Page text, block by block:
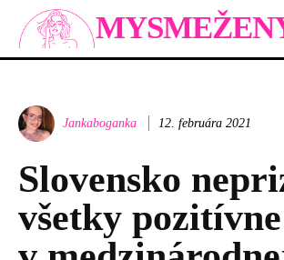
Jankaboganka 12. februára 2021
Slovensko
všetky